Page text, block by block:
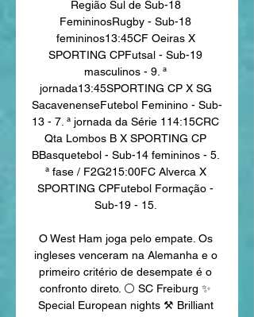
Região Sul de Sub-18
FemininosRugby - Sub-18
femininos13:45CF Oeiras X
SPORTING CPFutsal - Sub-19
masculinos - 9. ª
jornada13:45SPORTING CP X SG
SacavenenseFutebol Feminino - Sub-
13 - 7. ª jornada da Série 114:15CRC
Qta Lombos B X SPORTING CP
BBasquetebol - Sub-14 femininos - 5.
ª fase / F2G215:00FC Alverca X
SPORTING CPFutebol Formação -
Sub-19 - 15.
O West Ham joga pelo empate. Os
ingleses venceram na Alemanha e o
primeiro critério de desempate é o
confronto direto. ⚪️ SC Freiburg ✨
Special European nights ⚒️ Brilliant